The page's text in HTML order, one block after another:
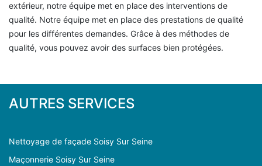
extérieur, notre équipe met en place des interventions de
qualité. Notre équipe met en place des prestations de qualité
pour les différentes demandes. Grâce à des méthodes de
qualité, vous pouvez avoir des surfaces bien protégées.
AUTRES SERVICES
Nettoyage de façade Soisy Sur Seine
Maçonnerie Soisy Sur Seine